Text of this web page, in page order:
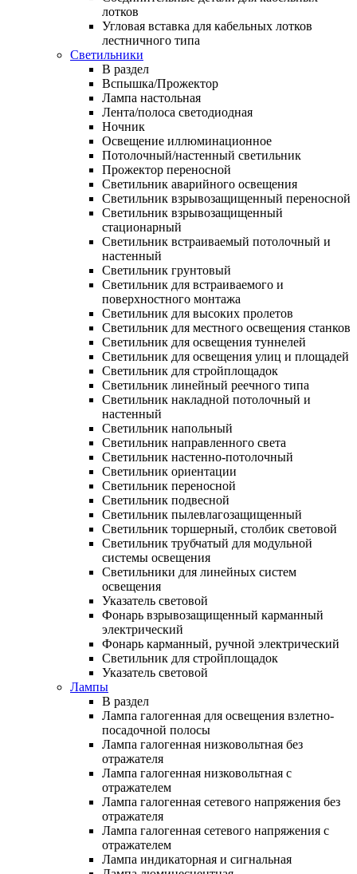
лотков
Угловая вставка для кабельных лотков
лестничного типа
Светильники
В раздел
Вспышка/Прожектор
Лампа настольная
Лента/полоса светодиодная
Ночник
Освещение иллюминационное
Потолочный/настенный светильник
Прожектор переносной
Светильник аварийного освещения
Светильник взрывозащищенный переносной
Светильник взрывозащищенный
стационарный
Светильник встраиваемый потолочный и
настенный
Светильник грунтовый
Светильник для встраиваемого и
поверхностного монтажа
Светильник для высоких пролетов
Светильник для местного освещения станков
Светильник для освещения туннелей
Светильник для освещения улиц и площадей
Светильник для стройплощадок
Светильник линейный реечного типа
Светильник накладной потолочный и
настенный
Светильник напольный
Светильник направленного света
Светильник настенно-потолочный
Светильник ориентации
Светильник переносной
Светильник подвесной
Светильник пылевлагозащищенный
Светильник торшерный, столбик световой
Светильник трубчатый для модульной
системы освещения
Светильники для линейных систем
освещения
Указатель световой
Фонарь взрывозащищенный карманный
электрический
Фонарь карманный, ручной электрический
Светильник для стройплощадок
Указатель световой
Лампы
В раздел
Лампа галогенная для освещения взлетно-
посадочной полосы
Лампа галогенная низковольтная без
отражателя
Лампа галогенная низковольтная с
отражателем
Лампа галогенная сетевого напряжения без
отражателя
Лампа галогенная сетевого напряжения с
отражателем
Лампа индикаторная и сигнальная